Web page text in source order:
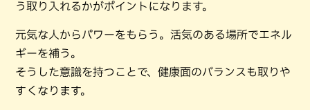
う取り入れるかがポイントになります。
元気な人からパワーをもらう。活気のある場所でエネル
ギーを補う。
そうした意識を持つことで、健康面のバランスも取りや
すくなります。